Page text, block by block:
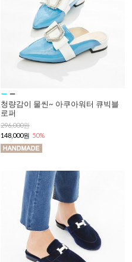
청량감이 물씬~ 아쿠아워터 큐빅블
로퍼
296,000원
148,000원 50%